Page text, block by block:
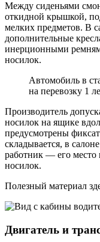
Между сиденьями
откидной крышкой,
мелких предметов. В
дополнительные
инерционными
носилок.
Автомобиль в
на перевозку 1
Производитель
носилок на ящике
предусмотрены
складывается, в
работник — его место
носилок.
Полезный материал
Двигатель и